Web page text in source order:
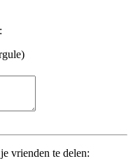
vrienden te delen: